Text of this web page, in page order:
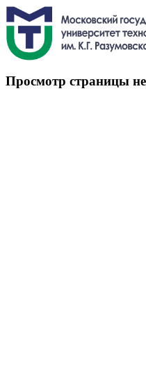
Просмотр страницы